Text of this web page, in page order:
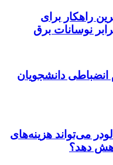
راهکار برای
نوسانات برق
دانشجویان
می‌تواند هزینه‌های
دهد؟